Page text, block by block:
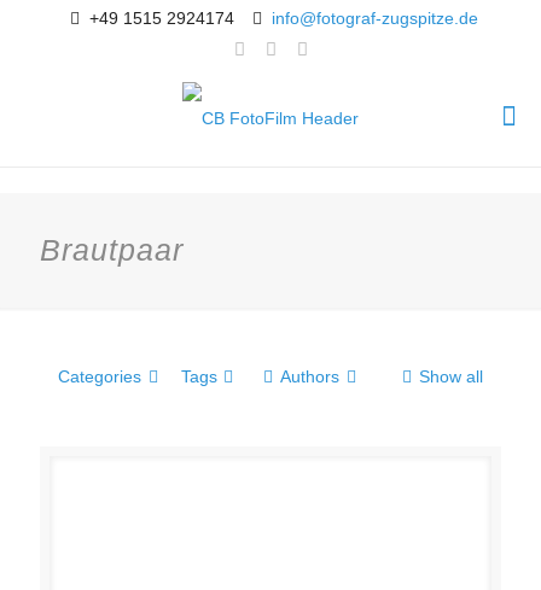
+49 1515 2924174 info@fotograf-zugspitze.de
Brautpaar
Categories Tags Authors Show all